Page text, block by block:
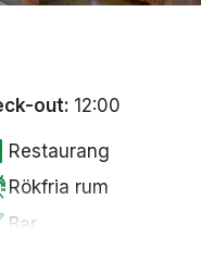
out: 12:00
Restaurang
Rökfria rum
Bar